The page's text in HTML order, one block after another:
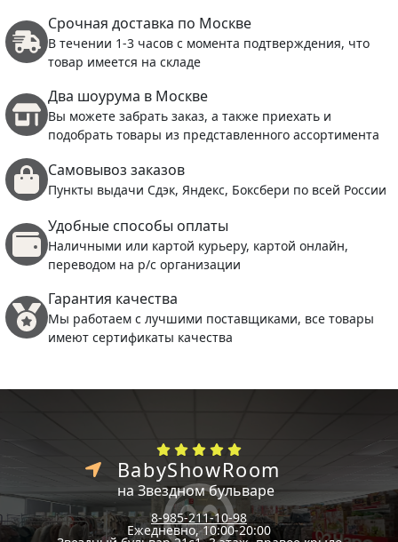
Срочная доставка по Москве
В течении 1-3 часов с момента подтверждения, что
товар имеется на складе
Два шоурума в Москве
Вы можете забрать заказ, а также приехать и
подобрать товары из представленного ассортимента
Самовывоз заказов
Пункты выдачи Сдэк, Яндекс, Боксбери по всей России
Удобные способы оплаты
Наличными или картой курьеру, картой онлайн,
переводом на р/с организации
Гарантия качества
Мы работаем с лучшими поставщиками, все товары
имеют сертификаты качества
BabyShowRoom
на Звездном бульваре
8-985-211-10-98
Ежедневно, 10:00-20:00